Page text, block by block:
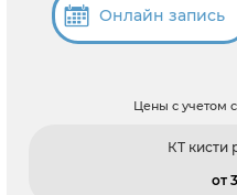
Онлайн запись
Цены с учетом
КТ кисти
от